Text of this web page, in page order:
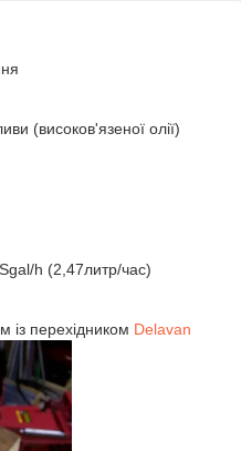
(високов'язеної олії)
h (2,47литр/час)
перехідником Delavan